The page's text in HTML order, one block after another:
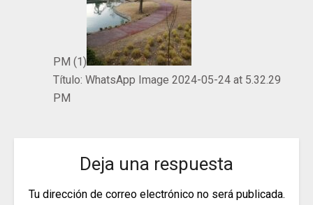
PM (1)
Título: WhatsApp Image 2024-05-24 at 5.32.29
PM
Deja una respuesta
Tu dirección de correo electrónico no será publicada.